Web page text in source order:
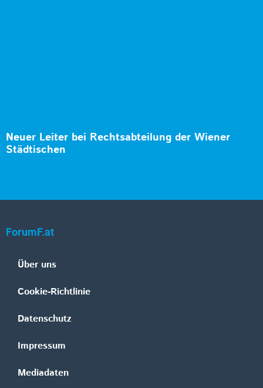
Neuer Leiter bei Rechtsabteilung der Wiener
Städtischen
ForumF.at
Über uns
Cookie-Richtlinie
Datenschutz
Impressum
Mediadaten